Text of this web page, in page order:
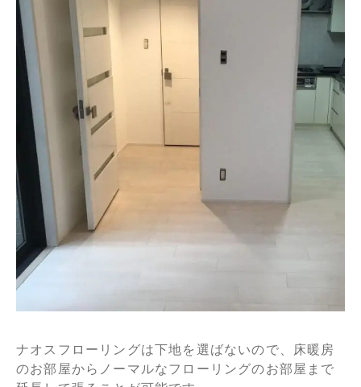
ナオスフローリングは下地を選ばないので、床暖房
のお部屋から ノーマルなフローリングのお部屋まで